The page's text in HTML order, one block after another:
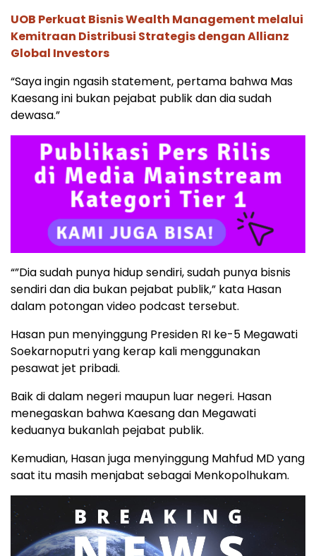
UOB Perkuat Bisnis Wealth Management melalui
Kemitraan Distribusi Strategis dengan Allianz
Global Investors
“Saya ingin ngasih statement, pertama bahwa Mas
Kaesang ini bukan pejabat publik dan dia sudah
dewasa.”
“”Dia sudah punya hidup sendiri, sudah punya bisnis
sendiri dan dia bukan pejabat publik,” kata Hasan
dalam potongan video podcast tersebut.
Hasan pun menyinggung Presiden RI ke-5 Megawati
Soekarnoputri yang kerap kali menggunakan
pesawat jet pribadi.
Baik di dalam negeri maupun luar negeri. Hasan
menegaskan bahwa Kaesang dan Megawati
keduanya bukanlah pejabat publik.
Kemudian, Hasan juga menyinggung Mahfud MD yang
saat itu masih menjabat sebagai Menkopolhukam.